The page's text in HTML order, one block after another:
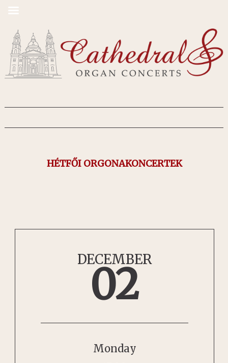
DECEMBER
02
Monday
HÉTFŐI ORGONAKONCERTEK